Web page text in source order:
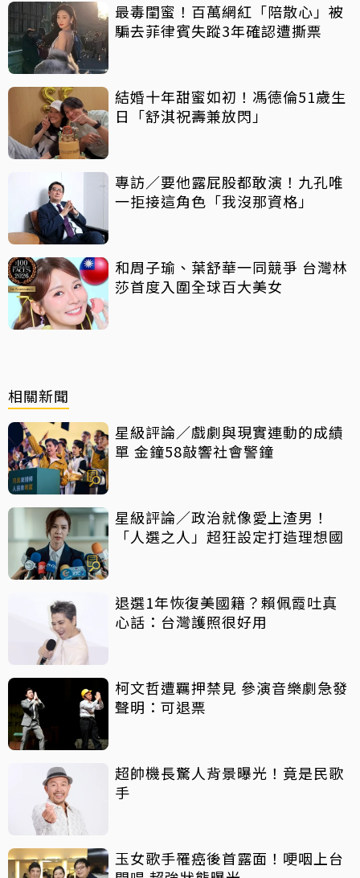
最毒閨蜜！百萬網紅「陪散心」被
騙去菲律賓失蹤3年確認遭撕票
結婚十年甜蜜如初！馮德倫51歲生
日「舒淇祝壽兼放閃」
專訪／要他露屁股都敢演！九孔唯
一拒接這角色「我沒那資格」
和周子瑜、葉舒華一同競爭 台灣林
莎首度入圍全球百大美女
相關新聞
星級評論／戲劇與現實連動的成績
單 金鐘58敲響社會警鐘
星級評論／政治就像愛上渣男！
「人選之人」超狂設定打造理想國
退選1年恢復美國籍？賴佩霞吐真
心話：台灣護照很好用
柯文哲遭羈押禁見 參演音樂劇急發
聲明：可退票
超帥機長驚人背景曝光！竟是民歌
手
玉女歌手罹癌後首露面！哽咽上台